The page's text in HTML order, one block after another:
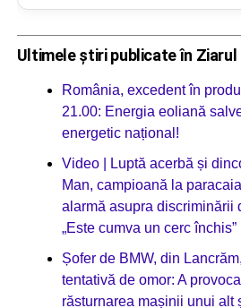
Ultimele știri publicate în Ziarul
România, excedent în
21.00: Energia eoliană
energetic național!
Video | Luptă acerbă și
Man, campioană la
alarmă asupra discriminării
„Este cumva un cerc închis”
Șofer de BMW, din
tentativă de omor: A
răsturnarea mașinii unui alt